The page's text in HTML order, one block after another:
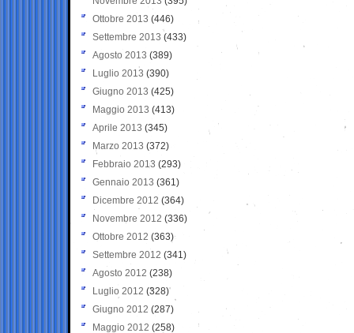
Ottobre 2013 (446)
Settembre 2013 (433)
Agosto 2013 (389)
Luglio 2013 (390)
Giugno 2013 (425)
Maggio 2013 (413)
Aprile 2013 (345)
Marzo 2013 (372)
Febbraio 2013 (293)
Gennaio 2013 (361)
Dicembre 2012 (364)
Novembre 2012 (336)
Ottobre 2012 (363)
Settembre 2012 (341)
Agosto 2012 (238)
Luglio 2012 (328)
Giugno 2012 (287)
Maggio 2012 (258)